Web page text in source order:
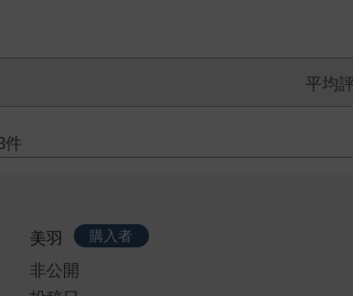
美羽 購入者
非公開